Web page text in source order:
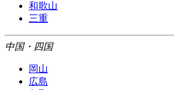
和歌山
三重
中国・四国
岡山
広島